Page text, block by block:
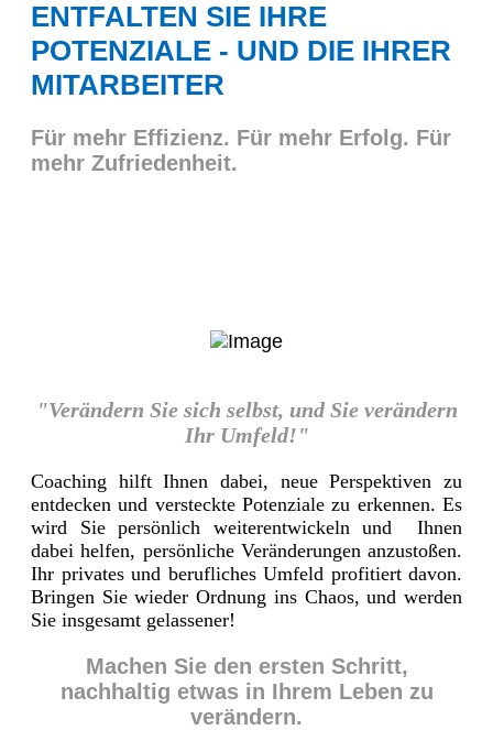
ENTFALTEN SIE IHRE
POTENZIALE - UND DIE IHRER
MITARBEITER
Für mehr Effizienz. Für mehr Erfolg. Für
mehr Zufriedenheit.
"Verändern Sie sich selbst, und Sie verändern
Ihr Umfeld!"
Coaching hilft Ihnen dabei, neue Perspektiven zu
entdecken und versteckte Potenziale zu erkennen. Es
wird Sie persönlich weiterentwickeln und Ihnen
dabei helfen, persönliche Veränderungen anzustoßen.
Ihr privates und berufliches Umfeld profitiert davon.
Bringen Sie wieder Ordnung ins Chaos, und werden
Sie insgesamt gelassener!
Machen Sie den ersten Schritt,
nachhaltig etwas in Ihrem Leben zu
verändern.